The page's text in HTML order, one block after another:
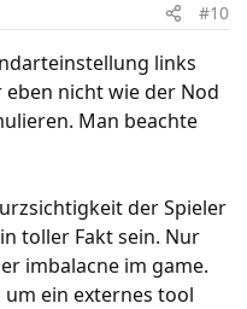
#10
links
nicht wie der Nod
Man beachte
der Spieler
toller Fakt sein. Nur
imbalacne im game.
ein externes tool